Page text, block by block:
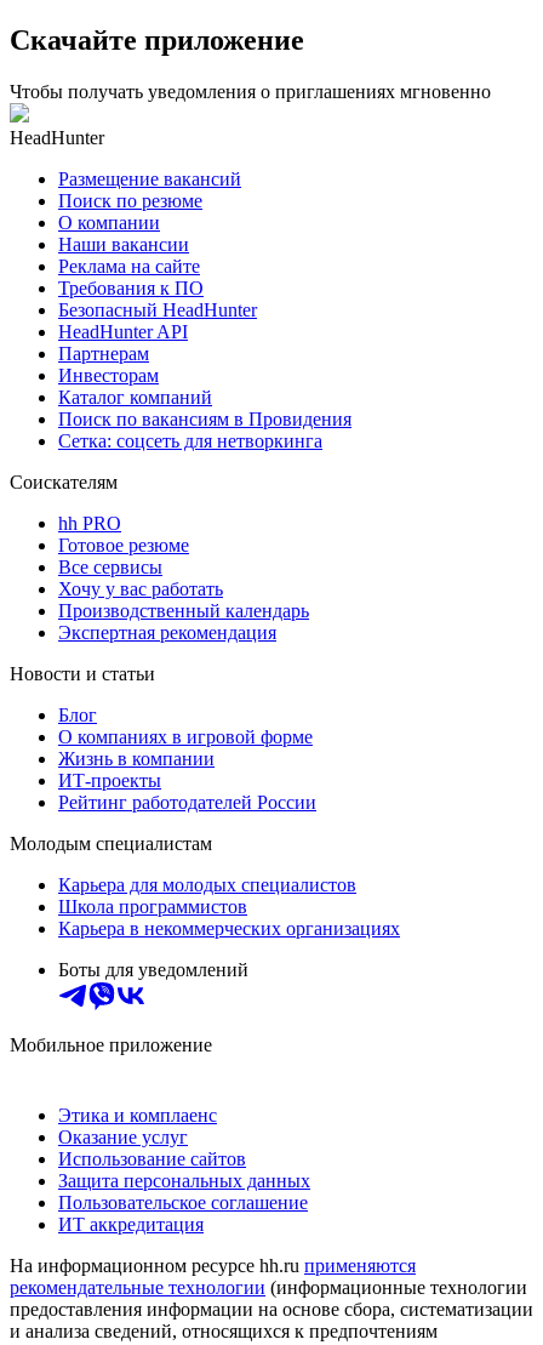
Скачайте приложение
Чтобы получать уведомления о приглашениях мгновенно
HeadHunter
Размещение вакансий
Поиск по резюме
О компании
Наши вакансии
Реклама на сайте
Требования к ПО
Безопасный HeadHunter
HeadHunter API
Партнерам
Инвесторам
Каталог компаний
Поиск по вакансиям в Провидения
Сетка: соцсеть для нетворкинга
Соискателям
hh PRO
Готовое резюме
Все сервисы
Хочу у вас работать
Производственный календарь
Экспертная рекомендация
Новости и статьи
Блог
О компаниях в игровой форме
Жизнь в компании
ИТ-проекты
Рейтинг работодателей России
Молодым специалистам
Карьера для молодых специалистов
Школа программистов
Карьера в некоммерческих организациях
Боты для уведомлений
Мобильное приложение
Этика и комплаенс
Оказание услуг
Использование сайтов
Защита персональных данных
Пользовательское соглашение
ИТ аккредитация
На информационном ресурсе hh.ru применяются
рекомендательные технологии (информационные технологии
предоставления информации на основе сбора, систематизации
и анализа сведений, относящихся к предпочтениям